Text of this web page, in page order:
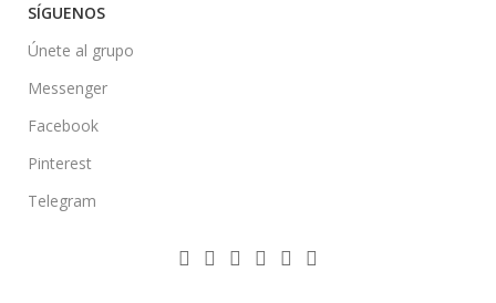
SÍGUENOS
Únete al grupo
Messenger
Facebook
Pinterest
Telegram